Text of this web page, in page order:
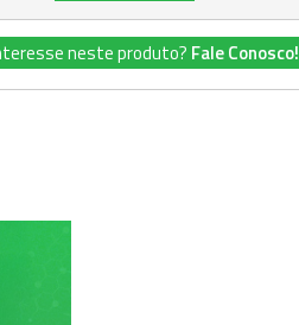
neste produto? Fale Conosco!